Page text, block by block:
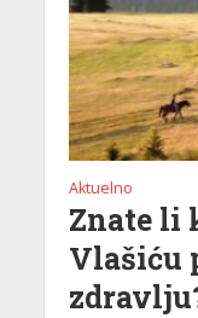
Aktuelno
Znate li
Vlašiću